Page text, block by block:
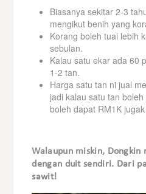
Biasanya sekitar 2-3
mengikut benih yang
Korang boleh tuai lebih
sebulan.
Kalau satu ekar ada 60
1-2 tan.
Harga satu tan ni jual
jadi kalau satu tan
boleh dapat RM1K
Walaupun miskin, Dongkin
dengan duit sendiri. Dari
sawit!